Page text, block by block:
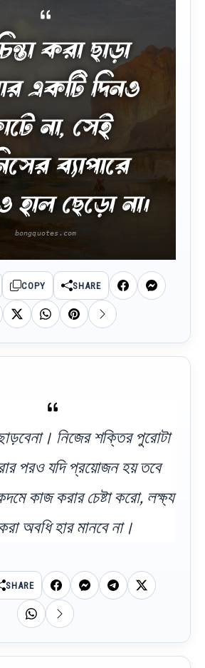
করা ছাড়া
একটি দিনও
না, সেই
ব্যাপারে
ছেড়ো না।
COPY SHARE
নিজের শক্তির পুরোটা
পরও যদি প্রয়োজন হয় তবে
কাজ করার চেষ্টা করো, লক্ষ্য
অবধি হার মানবে না।
SHARE